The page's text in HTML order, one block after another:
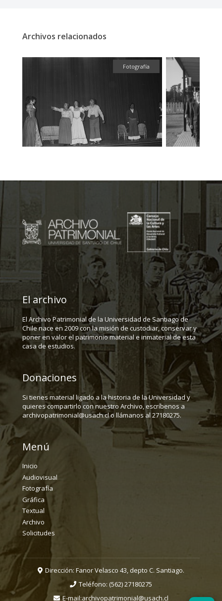
Archivos relacionados
Fotografía
El archivo
El Archivo Patrimonial de la Universidad de Santiago de
Chile nace en 2009 con la misión de custodiar, conservar y
poner en valor el patrimonio material e inmaterial de esta
casa de estudios.
Donaciones
Si tienes material ligado a la historia de la Universidad y
quieres compartirlo con nuestro Archivo, escríbenos a
archivopatrimonial@usach.cl o llámanos al 27180275.
Menú
Inicio
Audiovisual
Fotografía
Gráfica
Textual
Archivo
Solicitudes
Dirección: Fanor Velasco 43, depto C. Santiago.
Teléfono: (562) 27180275
E-mail:archivopatrimonial@usach.cl